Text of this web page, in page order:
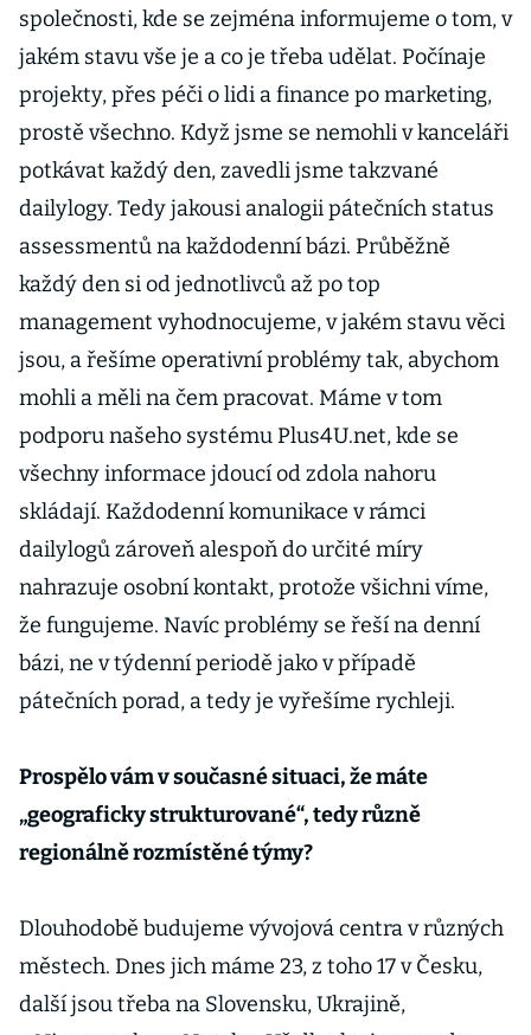
společnosti, kde se zejména informujeme o tom, v
jakém stavu vše je a co je třeba udělat. Počínaje
projekty, přes péči o lidi a finance po marketing,
prostě všechno. Když jsme se nemohli v kanceláři
potkávat každý den, zavedli jsme takzvané
dailylogy. Tedy jakousi analogii pátečních status
assessmentů na každodenní bázi. Průběžně
každý den si od jednotlivců až po top
management vyhodnocujeme, v jakém stavu věci
jsou, a řešíme operativní problémy tak, abychom
mohli a měli na čem pracovat. Máme v tom
podporu našeho systému Plus4U.net, kde se
všechny informace jdoucí od zdola nahoru
skládají. Každodenní komunikace v rámci
dailylogů zároveň alespoň do určité míry
nahrazuje osobní kontakt, protože všichni víme,
že fungujeme. Navíc problémy se řeší na denní
bázi, ne v týdenní periodě jako v případě
pátečních porad, a tedy je vyřešíme rychleji.
Prospělo vám v současné situaci, že máte
„geograficky strukturované“, tedy různě
regionálně rozmístěné týmy?
Dlouhodobě budujeme vývojová centra v různých
městech. Dnes jich máme 23, z toho 17 v Česku,
další jsou třeba na Slovensku, Ukrajině,